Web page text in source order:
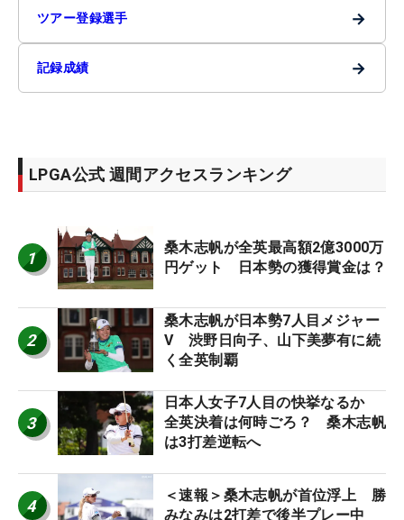
ツアー登録選手 →
記録成績 →
LPGA公式 週間アクセスランキング
1
桑木志帆が全英最高額2億3000万
円ゲット 日本勢の獲得賞金は？
2
桑木志帆が日本勢7人目メジャー
V 渋野日向子、山下美夢有に続
く全英制覇
3
日本人女子7人目の快挙なるか
全英決着は何時ごろ？ 桑木志帆
は3打差逆転へ
4
＜速報＞桑木志帆が首位浮上 勝
みなみは2打差で後半プレー中